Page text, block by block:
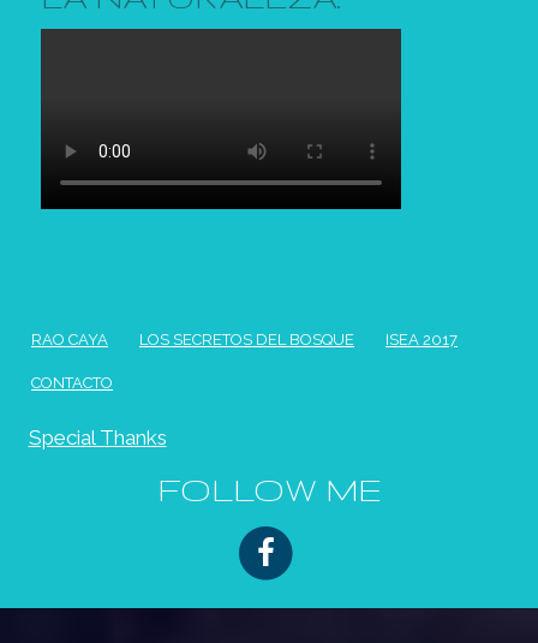
RAO CAYA LOS SECRETOS DEL BOSQUE ISEA 2017
CONTACTO
Special Thanks
FOLLOW ME